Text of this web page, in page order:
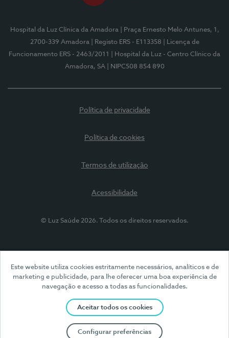
Este website utiliza cookies estritamente necessários, analíticos e de
marketing e publicidade, para lhe oferecer uma boa experiência de
navegação e acesso a todas as funcionalidades.
Aceitar todos os cookies
Configurar preferências
Hospital da Luz Clínica da Amadora
| Praça Ernesto Melo Antunes, 1,
2700-339 Amadora
| Registo ERS - E113358
| Licença de
Funcionamento ERS - 2463/2011
| Hospital da Luz - Centro Clínico da
Amadora, SA
| NIPC508 854 890
Política de privacidade
Política de cookies
Termos de utilização
Acessibilidade
© Luz Saúde 2026. Todos os direitos reservados.